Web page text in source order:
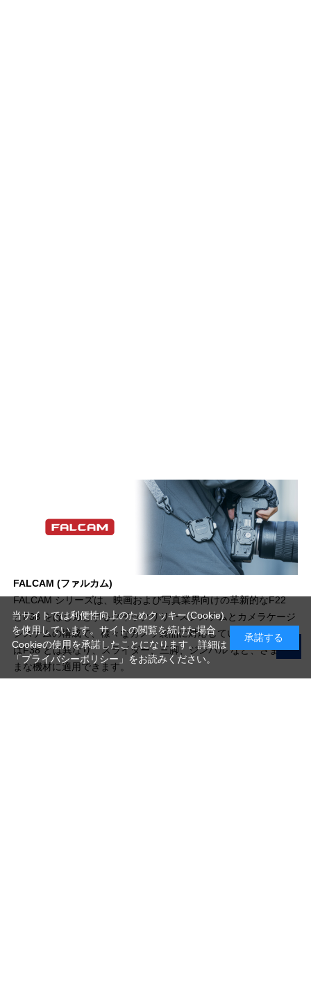
FALCAM (ファルカム)
FALCAM シリーズは、映画および写真業界向けの革新的なF22
とF38 をはじめとするクイックリリースシステムとカメラケージ
システムの構成で、様々なカメラ製品に対応していますが、F50
はF38 とは異なり、スライダー、三脚、ジンバル など、さまざ
まな機材に適用できます。
当サイトでは利便性向上のためクッキー(Cookie)
を使用しています。サイトの閲覧を続けた場合
Cookieの使用を承諾したことになります。詳細は
「プライバシーポリシー」 をお読みください。
承諾する